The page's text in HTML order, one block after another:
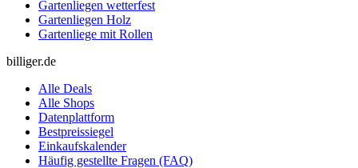
Gartenliegen wetterfest
Gartenliegen Holz
Gartenliege mit Rollen
billiger.de
Alle Deals
Alle Shops
Datenplattform
Bestpreissiegel
Einkaufskalender
Häufig gestellte Fragen (FAQ)